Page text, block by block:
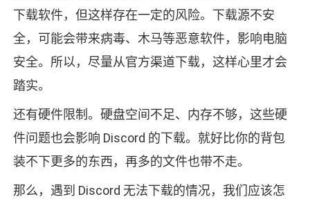
下载软件，但这样存在一定的风险。下载源不安
全，可能会带来病毒、木马等恶意软件，影响电脑
安全。所以，尽量从官方渠道下载，这样心里才会
踏实。
还有硬件限制。硬盘空间不足、内存不够，这些硬
件问题也会影响 Discord 的下载。就好比你的背包
装不下更多的东西，再多的文件也带不走。
那么，遇到 Discord 无法下载的情况，我们应该怎